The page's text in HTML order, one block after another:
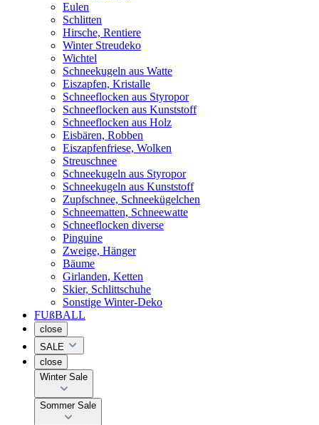
Eulen
Schlitten
Hirsche, Rentiere
Winter Streudeko
Wichtel
Schneekugeln aus Watte
Eiszapfen, Kristalle
Schneeflocken aus Styropor
Schneeflocken aus Kunststoff
Schneeflocken aus Holz
Eisbären, Robben
Eiszapfenfriese, Wolken
Streuschnee
Schneekugeln aus Styropor
Schneekugeln aus Kunststoff
Zupfschnee, Schneekügelchen
Schneematten, Schneewatte
Schneeflocken diverse
Pinguine
Zweige, Hänger
Bäume
Girlanden, Ketten
Skier, Schlittschuhe
Sonstige Winter-Deko
FUßBALL
close
SALE
close
Winter Sale
Sommer Sale